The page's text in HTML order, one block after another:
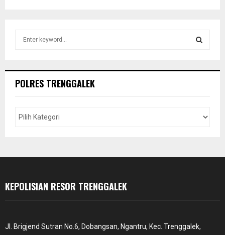
h
H
POLRES TRENGGALEK
KEPOLISIAN RESOR TRENGGALEK
Jl. Brigjend Sutran No.6, Dobangsan, Ngantru, Kec. Trenggalek,